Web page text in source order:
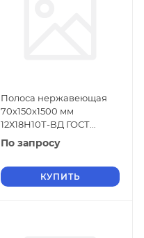
Полоса нержавеющая
70х150х1500 мм
12Х18Н10Т-ВД ГОСТ
18968-73
По запросу
КУПИТЬ